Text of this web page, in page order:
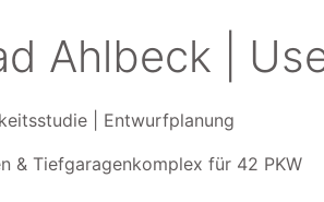
Ahlbeck |
| Entwurfplanung
& Tiefgaragenkomplex für 42 PKW